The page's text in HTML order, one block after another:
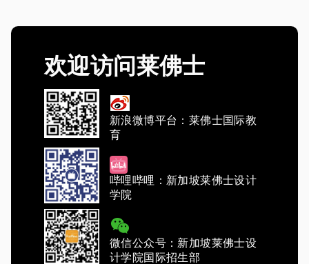
欢迎访问莱佛士
新浪微博平台：莱佛士国际教
育
哔哩哔哩：新加坡莱佛士设计
学院
微信公众号：新加坡莱佛士设
计学院国际招生部